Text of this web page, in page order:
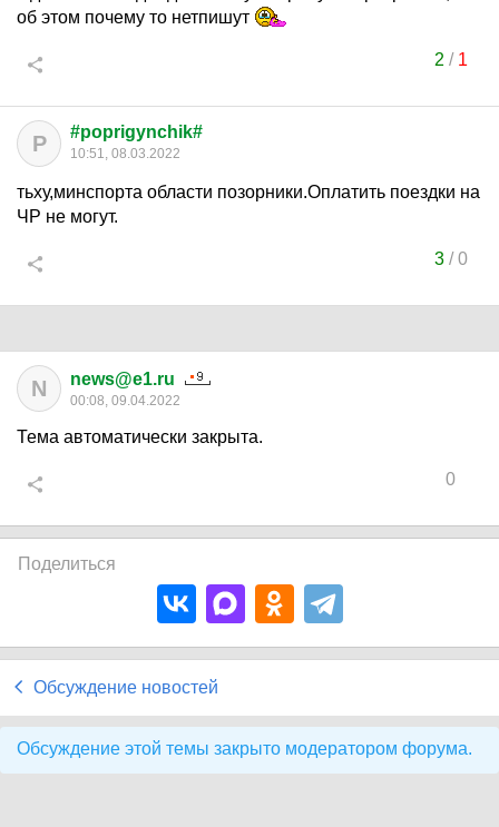
об этом почему то нетпишут
2 / 1
P #poprigynchik#
10:51, 08.03.2022
тьху,минспорта области позорники.Оплатить поездки на
ЧР не могут.
3/0
N news@e1.ru
00:08, 09.04.2022
Тема автоматически закрыта.
0
Поделиться
Обсуждение новостей
Обсуждение этой темы закрыто модератором форума.